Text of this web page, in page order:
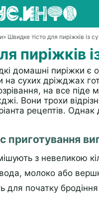
» Швидке тісто для пиріжків із
пиріжків
домашні пиріжки є
сухих дріжджах
на все
Вони трохи
рецептів. Однак
з невеликою
молоко або
початку